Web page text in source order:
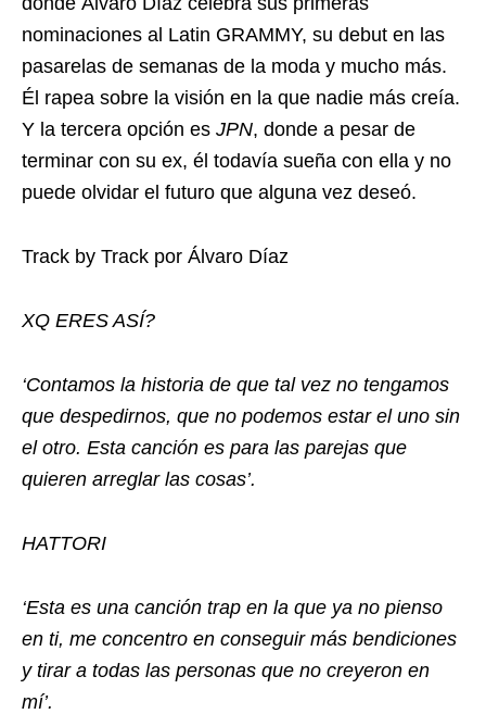
nominaciones al Latin GRAMMY, su debut en las
pasarelas de semanas de la moda y mucho más.
Él rapea sobre la visión en la que nadie más creía.
Y la tercera opción es JPN, donde a pesar de
terminar con su ex, él todavía sueña con ella y no
puede olvidar el futuro que alguna vez deseó.
Track by Track por Álvaro Díaz
XQ ERES ASÍ?
‘Contamos la historia de que tal vez no tengamos
que despedirnos, que no podemos estar el uno sin
el otro. Esta canción es para las parejas que
quieren arreglar las cosas’.
HATTORI
‘Esta es una canción trap en la que ya no pienso
en ti, me concentro en conseguir más bendiciones
y tirar a todas las personas que no creyeron en
mí’.